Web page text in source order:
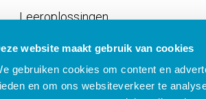
website maakt gebruik van cookies
gebruiken cookies om content en
en om ons websiteverkeer te
Leeroplossingen
Vrijwilligersportaal